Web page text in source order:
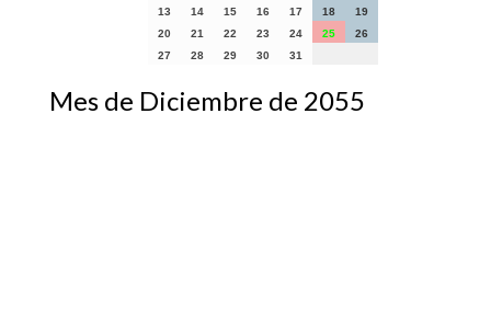
13
14 15 16 17 18
19
20
21 22 23 24 25
26
27
28 29 30 31
Mes de Diciembre de 2055